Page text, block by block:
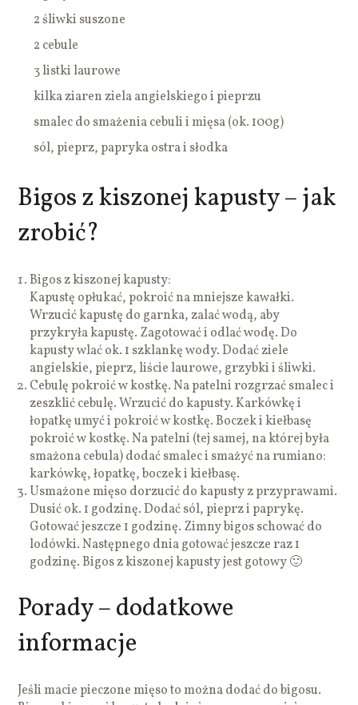
2 śliwki suszone
2 cebule
3 listki laurowe
kilka ziaren ziela angielskiego i pieprzu
smalec do smażenia cebuli i mięsa (ok. 100g)
sól, pieprz, papryka ostra i słodka
Bigos z kiszonej kapusty – jak
zrobić?
Bigos z kiszonej kapusty:
Kapustę opłukać, pokroić na mniejsze kawałki.
Wrzucić kapustę do garnka, zalać wodą, aby
przykryła kapustę. Zagotować i odlać wodę. Do
kapusty wlać ok. 1 szklankę wody. Dodać ziele
angielskie, pieprz, liście laurowe, grzybki i śliwki.
Cebulę pokroić w kostkę. Na patelni rozgrzać smalec i
zeszklić cebulę. Wrzucić do kapusty. Karkówkę i
łopatkę umyć i pokroić w kostkę. Boczek i kiełbasę
pokroić w kostkę. Na patelni (tej samej, na której była
smażona cebula) dodać smalec i smażyć na rumiano:
karkówkę, łopatkę, boczek i kiełbasę.
Usmażone mięso dorzucić do kapusty z przyprawami.
Dusić ok. 1 godzinę. Dodać sól, pieprz i paprykę.
Gotować jeszcze 1 godzinę. Zimny bigos schować do
lodówki. Następnego dnia gotować jeszcze raz 1
godzinę. Bigos z kiszonej kapusty jest gotowy 🙂
Porady – dodatkowe
informacje
Jeśli macie pieczone mięso to można dodać do bigosu.